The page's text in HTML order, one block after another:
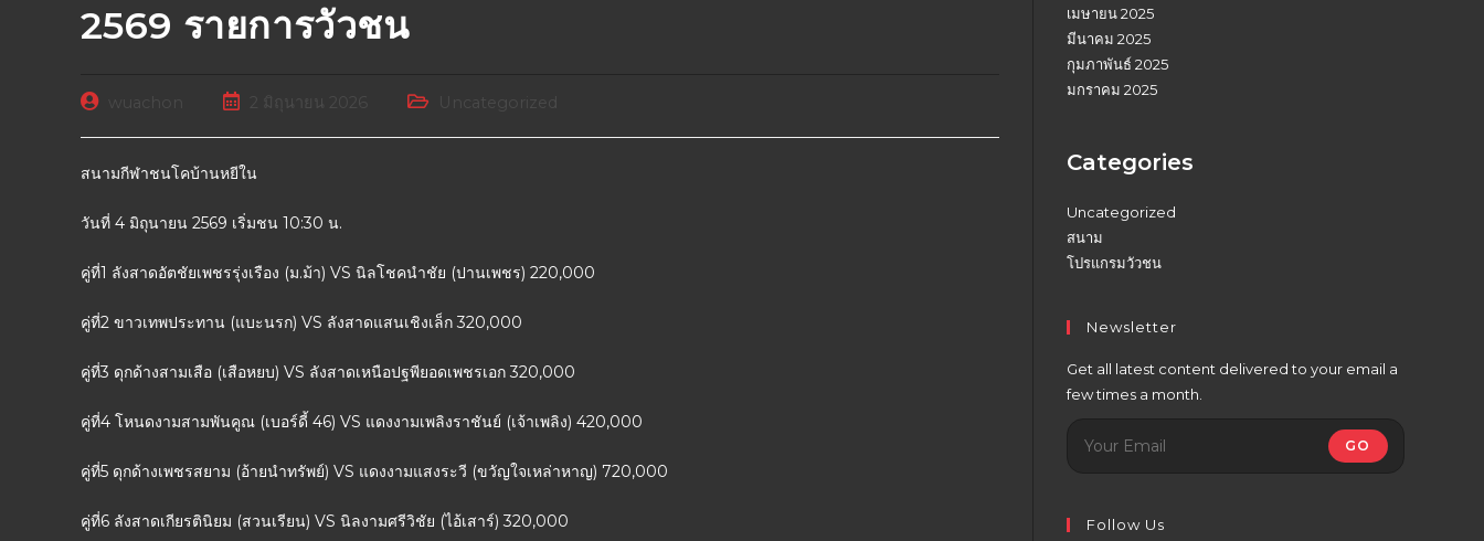
2569 รายการวัวชน
2 มิถุนายน 2026 Uncategorized
สนามกีฬาชนโคบ้านหยีใน
วันที่ 4 มิถุนายน 2569 เริ่มชน 10:30 น.
คู่ที่1 ลังสาดอัตชัยเพชรรุ่งเรือง (ม.ม้า) VS นิลโชคนำชัย (ปานเพชร) 220,000
คู่ที่2 ขาวเทพประทาน (แบะนรก) VS ลังสาดแสนเชิงเล็ก 320,000
คู่ที่3 ดุกด้างสามเสือ (เสือหยบ) VS ลังสาดเหนือปฐพียอดเพชรเอก 320,000
คู่ที่4 โหนดงามสามพันคูณ (เบอร์ดี้ 46) VS แดงงามเพลิงราชันย์ (เจ้าเพลิง) 420,000
คู่ที่5 ดุกด้างเพชรสยาม (อ้ายนำทรัพย์) VS แดงงามแสงระวี (ขวัญใจเหล่าหาญ) 720,000
คู่ที่6 ลังสาดเกียรตินิยม (สวนเรียน) VS นิลงามศรีวิชัย (ไอ้เสาร์) 320,000
เมษายน 2025
มีนาคม 2025
กุมภาพันธ์ 2025
มกราคม 2025
Categories
Uncategorized
สนาม
โปรแกรมวัวชน
Newsletter
Get all latest content delivered to your email a
few times a month.
GO
Follow Us